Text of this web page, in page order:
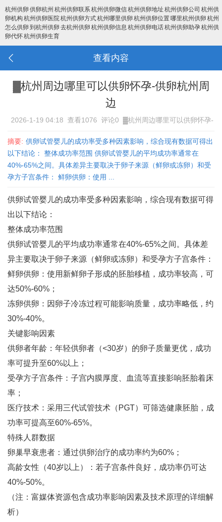
杭州供卵 供卵杭州 杭州供卵联系杭州供卵微信杭州供卵地址 杭州供卵公司 杭州供
卵机构 杭州供卵医院杭州供卵方式杭州哪里供卵 杭州供卵位置哪里杭州供卵 杭州
怎么供卵 到杭州供卵 去杭州供卵 杭州供卵信息 杭州供卵电话杭州供卵助孕杭州供
卵代怀杭州供卵生育
查看内容
▓杭州周边哪里可以供卵怀孕-供卵杭州周
边
2026-1-19 04:18 查看1076 评论0 ▓杭州周边哪里可以供卵怀孕-
摘要: 供卵试管婴儿的成功率受多种因素影响，综合现有数据可得出
以下结论： 整体成功率范围 供卵试管婴儿的平均成功率通常在
40%-65%之间‌。具体差异主要取决于卵子来源（鲜卵或冻卵）和受
孕方子宫条件： 鲜卵供卵‌：使用 ...
供卵试管婴儿的成功率受多种因素影响，综合现有数据可得
出以下结论：
整体成功率范围
供卵试管婴儿的平均成功率通常在40%-65%之间‌。具体差
异主要取决于卵子来源（鲜卵或冻卵）和受孕方子宫条件：
鲜卵供卵‌：使用新鲜卵子形成的胚胎移植，成功率较高，可
达50%-60%‌；
冻卵供卵‌：因卵子冷冻过程可能影响质量，成功率略低，约
30%-40%‌。
关键影响因素
供卵者年龄‌：年轻供卵者（<30岁）的卵子质量更优，成功
率可提升至60%以上‌；
受孕方子宫条件‌：子宫内膜厚度、血流等直接影响胚胎着床
率‌；
医疗技术‌：采用三代试管技术（PGT）可筛选健康胚胎，成
功率可提高至60%-65%‌。
特殊人群数据
卵巢早衰患者‌：通过供卵治疗的成功率约为60%‌；
高龄女性（40岁以上）‌：若子宫条件良好，成功率仍可达
40%-50%‌。
（注：富媒体资源包含成功率影响因素及技术原理的详细解
析）